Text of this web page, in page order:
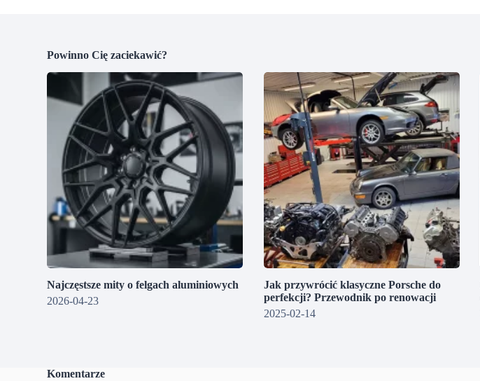
Powinno Cię zaciekawić?
Najczęstsze mity o felgach aluminiowych
2026-04-23
Jak przywrócić klasyczne Porsche do
perfekcji? Przewodnik po renowacji
2025-02-14
Komentarze